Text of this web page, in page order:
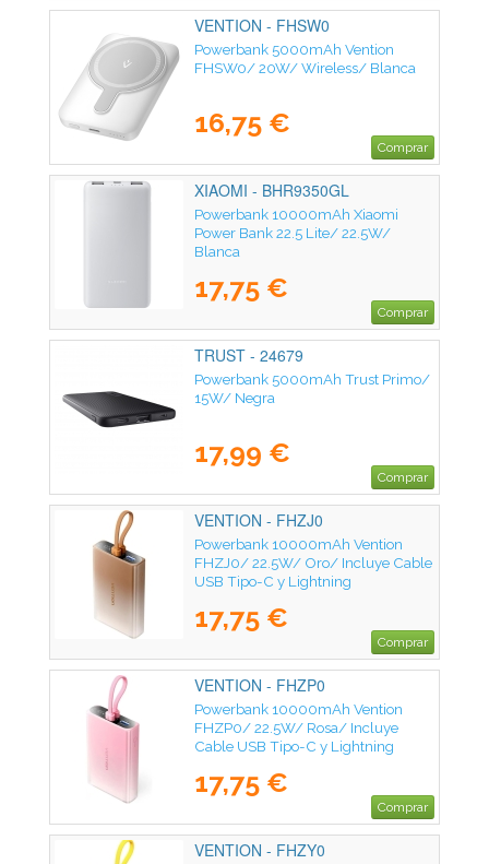
VENTION - FHSW0
Powerbank 5000mAh Vention
FHSW0/ 20W/ Wireless/ Blanca
16,75 €
Comprar
XIAOMI - BHR9350GL
Powerbank 10000mAh Xiaomi
Power Bank 22.5 Lite/ 22.5W/
Blanca
17,75 €
Comprar
TRUST - 24679
Powerbank 5000mAh Trust Primo/
15W/ Negra
17,99 €
Comprar
VENTION - FHZJ0
Powerbank 10000mAh Vention
FHZJ0/ 22.5W/ Oro/ Incluye Cable
USB Tipo-C y Lightning
17,75 €
Comprar
VENTION - FHZP0
Powerbank 10000mAh Vention
FHZP0/ 22.5W/ Rosa/ Incluye
Cable USB Tipo-C y Lightning
17,75 €
Comprar
VENTION - FHZY0